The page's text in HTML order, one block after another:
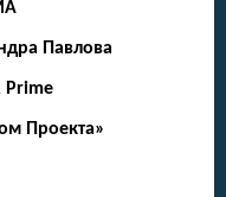
Павлова
Prime
Проекта»